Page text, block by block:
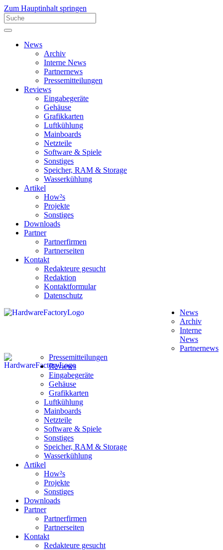
Zum Hauptinhalt springen
News
Archiv
Interne News
Partnernews
Pressemitteilungen
Reviews
Eingabegeräte
Gehäuse
Grafikkarten
Luftkühlung
Mainboards
Netzteile
Software & Spiele
Sonstiges
Speicher, RAM & Storage
Wasserkühlung
Artikel
How²s
Projekte
Sonstiges
Downloads
Partner
Partnerfirmen
Partnerseiten
Kontakt
Redakteure gesucht
Redaktion
Kontaktformular
Datenschutz
News
Archiv
Interne
News
Partnernews
Pressemitteilungen
Reviews
Eingabegeräte
Gehäuse
Grafikkarten
Luftkühlung
Mainboards
Netzteile
Software & Spiele
Sonstiges
Speicher, RAM & Storage
Wasserkühlung
Artikel
How²s
Projekte
Sonstiges
Downloads
Partner
Partnerfirmen
Partnerseiten
Kontakt
Redakteure gesucht